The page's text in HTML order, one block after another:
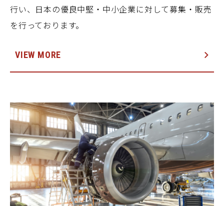
行い、日本の優良中堅・中小企業に対して募集・販売
を行っております。
VIEW MORE